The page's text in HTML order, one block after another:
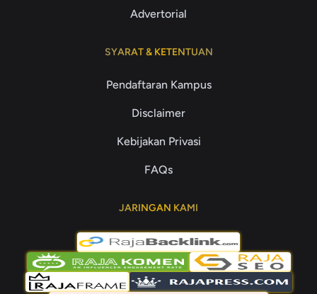
Advertorial
SYARAT & KETENTUAN
Pendaftaran Kampus
Disclaimer
Kebijakan Privasi
FAQs
JARINGAN KAMI